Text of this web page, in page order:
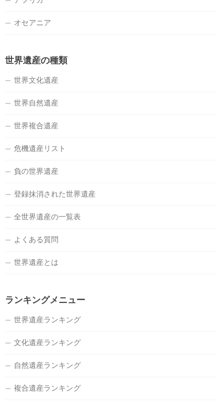
オセアニア
世界遺産の種類
世界文化遺産
世界自然遺産
世界複合遺産
危機遺産リスト
負の世界遺産
登録抹消された世界遺産
全世界遺産の一覧表
よくある質問
世界遺産とは
ランキングメニュー
世界遺産ランキング
文化遺産ランキング
自然遺産ランキング
複合遺産ランキング